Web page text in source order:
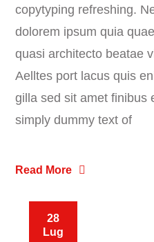
copytyping refreshing.
dolorem ipsum quia
quasi architecto beatae
Aelltes port lacus quis
gilla sed sit amet finibus
simply dummy text of
Read More
28
Lug